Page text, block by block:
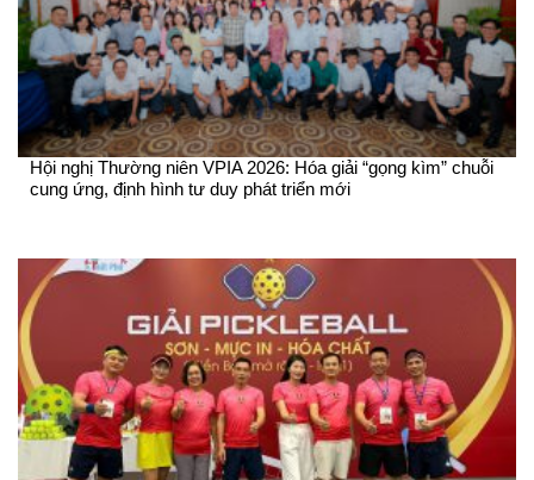
Hội nghị Thường niên VPIA 2026: Hóa giải “gọng kìm” chuỗi
cung ứng, định hình tư duy phát triển mới